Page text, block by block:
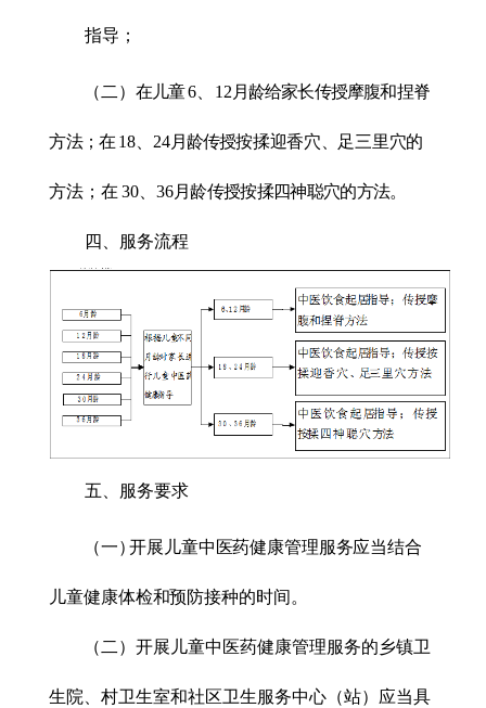
指导；
（二）在儿童6、 12月龄给家长传授摩腹和捏脊
方法；在 18、24月龄传授按揉迎香穴、足三里穴的
方法；在30、36月龄传授按揉四神聪穴的方法。
四、服务流程
五、服务要求
（一）开展儿童中医药健康管理服务应当结合
儿童健康体检和预防接种的时间。
（二）开展儿童中医药健康管理服务的乡镇卫
生院、村卫生室和社区卫生服务中心（站）应当具